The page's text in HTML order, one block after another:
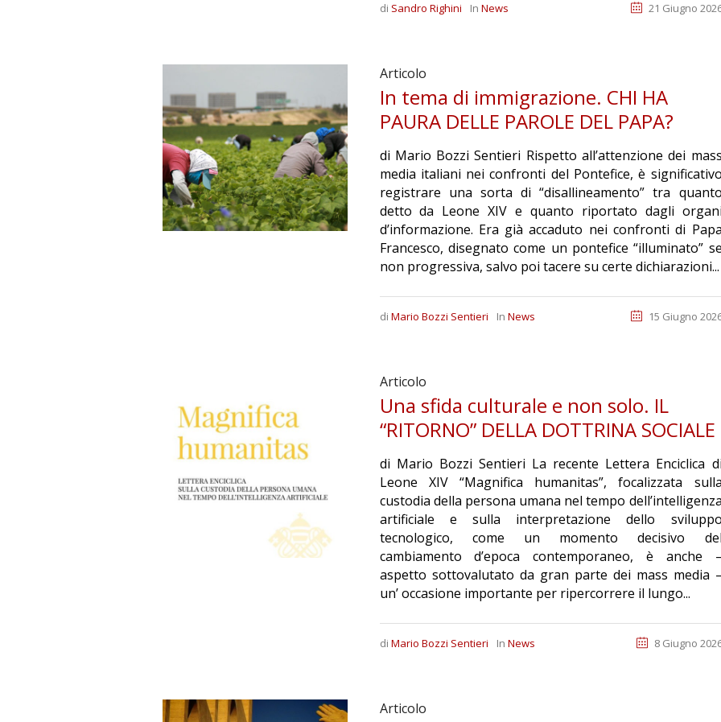
21 Giugno
di Sandro Righini In News
Articolo
In tema di immigrazione. CHI HA
PAURA DELLE PAROLE DEL PAPA?
di Mario Bozzi Sentieri Rispetto all’attenzione dei mass
media italiani nei confronti del Pontefice, è significativo
registrare una sorta di “disallineamento” tra quanto
detto da Leone XIV e quanto riportato dagli organi
d’informazione. Era già accaduto nei confronti di Papa
Francesco, disegnato come un pontefice “illuminato” se
non progressiva, salvo poi tacere su certe dichiarazioni...
15 Giugno
di Mario Bozzi Sentieri In News
Articolo
Una sfida culturale e non solo. IL
“RITORNO” DELLA DOTTRINA SOCIALE
di Mario Bozzi Sentieri La recente Lettera Enciclica di
Leone XIV “Magnifica humanitas”, focalizzata sulla
custodia della persona umana nel tempo dell’intelligenza
artificiale e sulla interpretazione dello sviluppo
tecnologico, come un momento decisivo del
cambiamento d’epoca contemporaneo, è anche –
aspetto sottovalutato da gran parte dei mass media –
un’ occasione importante per ripercorrere il lungo...
8 Giugno
di Mario Bozzi Sentieri In News
Articolo